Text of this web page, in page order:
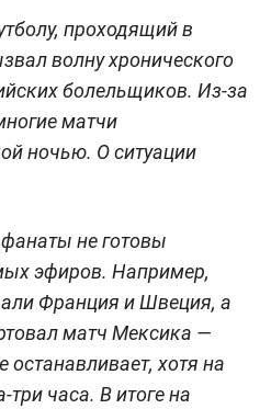
проходящий в
волну хронического
болельщиков. Из-за
матчи
ночью. О ситуации
не готовы
эфиров. Например,
Франция и Швеция, а
матч Мексика —
хотя на
три часа. В итоге на